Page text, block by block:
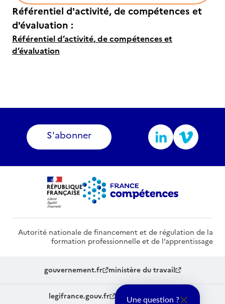
Référentiel d'activité, de compétences et
d'évaluation :
Référentiel d’activité, de compétences et
d’évaluation
S'abonner
Autorité nationale de financement et de régulation de la
formation professionnelle et de l’apprentissage
gouvernement.fr ministère du travail
legifrance.gouv.fr service-public.fr
Une question ?